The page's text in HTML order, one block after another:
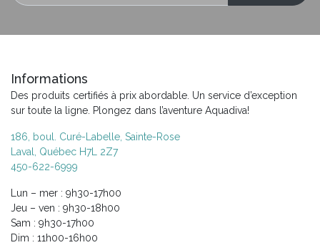
Informations
Des produits certifiés à prix abordable. Un service d’exception
sur toute la ligne. Plongez dans l’aventure Aquadiva!
186, boul. Curé-Labelle, Sainte-Rose
Laval, Québec H7L 2Z7
450-622-6999
Lun – mer : 9h30-17h00
Jeu – ven : 9h30-18h00
Sam : 9h30-17h00
Dim : 11h00-16h00